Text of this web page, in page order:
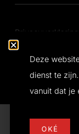
Privacyverklaring
Deze
dienst te
vanuit dat je
OKÉ